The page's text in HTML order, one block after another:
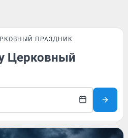
ПРАЗДНИК
Церковный